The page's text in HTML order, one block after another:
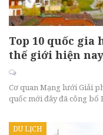
Top 10 quốc
thế giới hiện nay
Cơ quan Mạng lưới Giải
quốc mới đây đã công
DU LỊCH